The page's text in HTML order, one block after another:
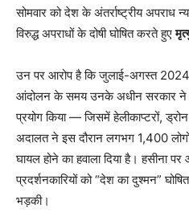
सोमवार को देश के अंतर्राष्ट्रीय अपराध
विरुद्ध अपराधों के दोषी घोषित करते हुए
उन पर आरोप है कि जुलाई-अगस्त 2024
आंदोलन के समय उनके अधीन सरकार ने
प्रयोग किया — जिसमें हेलीकाप्टरों,
अदालत ने इस दौरान लगभग 1,400
घायल होने का हवाला दिया है। हसीना
प्रदर्शनकारियों को “देश का दुश्मन”
भड़की।